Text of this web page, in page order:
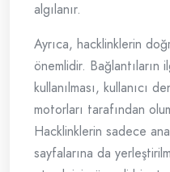
algılanır.
Ayrıca, hacklinklerin
önemlidir. Bağlantıların
kullanılması, kullanıcı
motorları tarafından
Hacklinklerin sadece
sayfalarına da